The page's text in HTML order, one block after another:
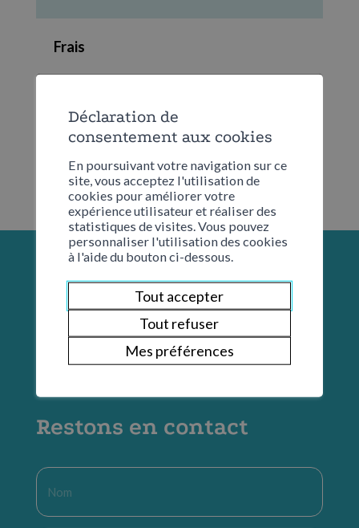
Frais
Restons en contact
Nom
Déclaration de
consentement aux cookies
En poursuivant votre navigation sur ce
site, vous acceptez l'utilisation de
cookies pour améliorer votre
expérience utilisateur et réaliser des
statistiques de visites. Vous pouvez
personnaliser l'utilisation des cookies
à l'aide du bouton ci-dessous.
Tout accepter
Tout refuser
Mes préférences